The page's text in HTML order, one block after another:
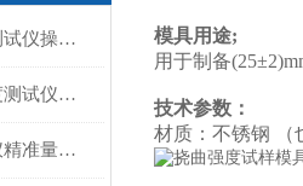
人工血管整体水渗漏性测试仪操作中最容易出错的步骤
人工血管反复穿刺后强度测试仪是什么？透析患者的“生命管“质量靠它把关！
注射针针尖刺穿力测试仪精准量化针尖锋利度，构筑临床安全防线
模具用途;
用于制备
技术参数：
材质：不锈钢 （